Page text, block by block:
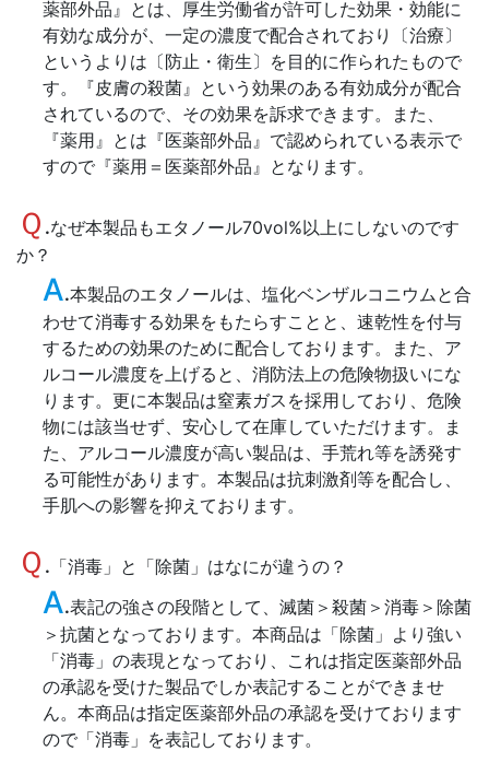
薬部外品』とは、厚生労働省が許可した効果・効能に
有効な成分が、一定の濃度で配合されており〔治療〕
というよりは〔防止・衛生〕を目的に作られたもので
す。『皮膚の殺菌』という効果のある有効成分が配合
されているので、その効果を訴求できます。また、
『薬用』とは『医薬部外品』で認められている表示で
すので『薬用＝医薬部外品』となります。
Ｑ .なぜ本製品もエタノール70vol%以上にしないのです
か？
A.本製品のエタノールは、塩化ベンザルコニウムと合
わせて消毒する効果をもたらすことと、速乾性を付与
するための効果のために配合しております。また、ア
ルコール濃度を上げると、消防法上の危険物扱いにな
ります。更に本製品は窒素ガスを採用しており、危険
物には該当せず、安心して在庫していただけます。ま
た、アルコール濃度が高い製品は、手荒れ等を誘発す
る可能性があります。本製品は抗刺激剤等を配合し、
手肌への影響を抑えております。
Ｑ . 「消毒」と「除菌」はなにが違うの？
A.表記の強さの段階として、滅菌＞殺菌＞消毒＞除菌
＞抗菌となっております。本商品は「除菌」より強い
「消毒」の表現となっており、これは指定医薬部外品
の承認を受けた製品でしか表記することができませ
ん。本商品は指定医薬部外品の承認を受けております
ので「消毒」を表記しております。